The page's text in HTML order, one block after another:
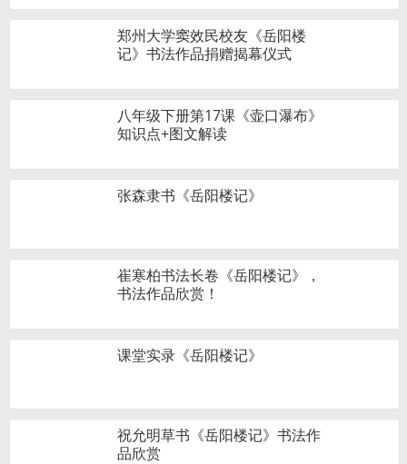
郑州大学窦效民校友《岳阳楼
记》书法作品捐赠揭幕仪式
八年级下册第17课《壶口瀑布》
知识点+图文解读
张森隶书《岳阳楼记》
崔寒柏书法长卷《岳阳楼记》，
书法作品欣赏！
课堂实录《岳阳楼记》
祝允明草书《岳阳楼记》书法作
品欣赏